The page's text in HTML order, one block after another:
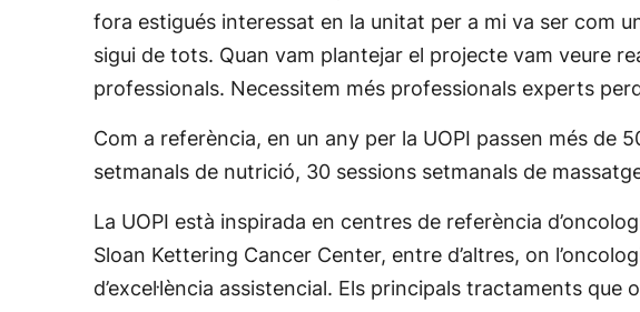
fora estigués interessat en la unitat per a mi va ser com
sigui de tots. Quan vam plantejar el projecte vam veure
professionals. Necessitem més professionals experts
Com a referència, en un any per la UOPI passen més de
setmanals de nutrició, 30 sessions setmanals de
La UOPI està inspirada en centres de referència
Sloan Kettering Cancer Center, entre d’altres, on
d’excel·lència assistencial. Els principals tractaments